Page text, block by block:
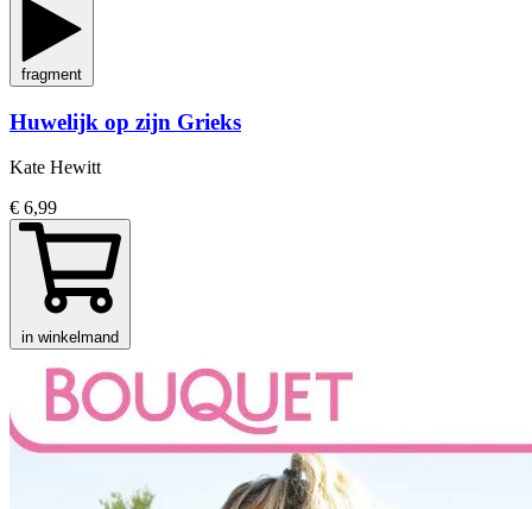
fragment
Huwelijk op zijn Grieks
Kate Hewitt
€ 6,99
in winkelmand